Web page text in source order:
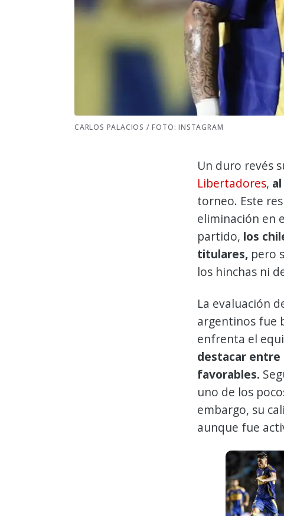
CARLOS PALACIOS / FOTO: INSTAGRAM
Un duro revés
Libertadores,
torneo. Este
eliminación en
partido, los
titulares, pero
los hinchas ni
La evaluación
argentinos fue
enfrenta el
destacar entre
favorables.
uno de los
embargo, su
aunque fue